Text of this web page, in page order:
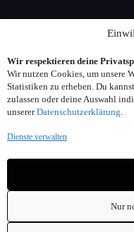
Wir respektieren deine
Wir nutzen Cookies, um unsere
Statistiken zu erheben. Du
zulassen oder deine Auswahl
unsererDatenschutzerklärung.
Dienste verwalten
Nur
Adresse: Seelower
Email: